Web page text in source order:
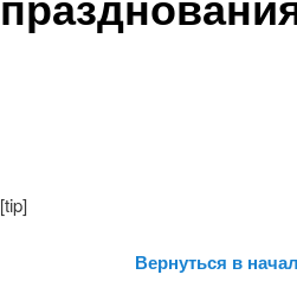
[tip]
Вернуться в